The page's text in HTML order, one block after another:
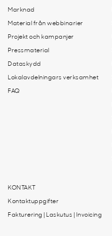
Marknad
Material från webbinarier
Projekt och kampanjer
Pressmaterial
Dataskydd
Lokalavdelningars verksamhet
FAQ
KONTAKT
Kontaktuppgifter
Fakturering | Laskutus | Invoicing